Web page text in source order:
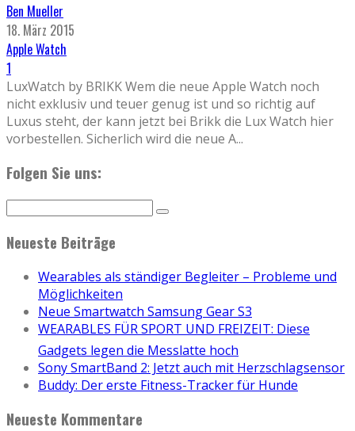
Ben Mueller
18. März 2015
Apple Watch
1
LuxWatch by BRIKK Wem die neue Apple Watch noch
nicht exklusiv und teuer genug ist und so richtig auf
Luxus steht, der kann jetzt bei Brikk die Lux Watch hier
vorbestellen. Sicherlich wird die neue A...
Folgen Sie uns:
Neueste Beiträge
Wearables als ständiger Begleiter – Probleme und
Möglichkeiten
Neue Smartwatch Samsung Gear S3
WEARABLES FÜR SPORT UND FREIZEIT: Diese
Gadgets legen die Messlatte hoch
Sony SmartBand 2: Jetzt auch mit Herzschlagsensor
Buddy: Der erste Fitness-Tracker für Hunde
Neueste Kommentare